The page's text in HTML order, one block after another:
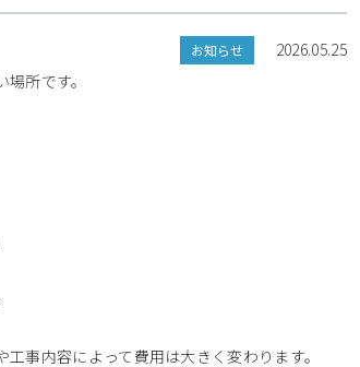
お知らせ 2026.05.25
所です。
事内容によって費用は大きく変わります。